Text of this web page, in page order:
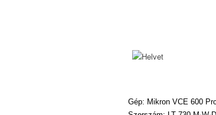
Gép: Mikron VCE 600